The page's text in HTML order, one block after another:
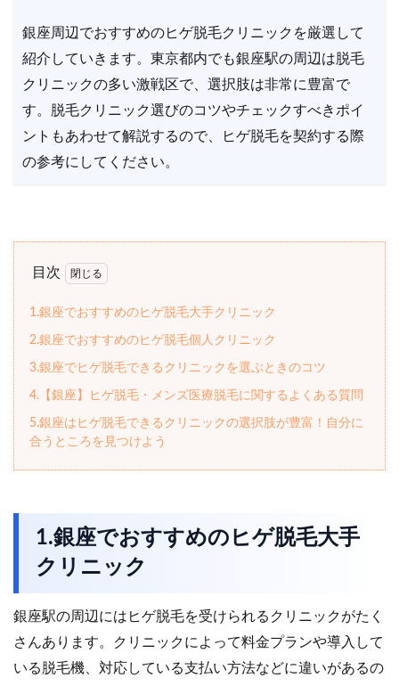
銀座周辺でおすすめのヒゲ脱毛クリニックを厳選して
紹介していきます。東京都内でも銀座駅の周辺は脱毛
クリニックの多い激戦区で、選択肢は非常に豊富で
す。脱毛クリニック選びのコツやチェックすべきポイ
ントもあわせて解説するので、ヒゲ脱毛を契約する際
の参考にしてください。
目次
1.銀座でおすすめのヒゲ脱毛大手クリニック
2.銀座でおすすめのヒゲ脱毛個人クリニック
3.銀座でヒゲ脱毛できるクリニックを選ぶときのコツ
4.【銀座】ヒゲ脱毛・メンズ医療脱毛に関するよくある質問
5.銀座はヒゲ脱毛できるクリニックの選択肢が豊富！自分に
合うところを見つけよう
1.銀座でおすすめのヒゲ脱毛大手
クリニック
銀座駅の周辺にはヒゲ脱毛を受けられるクリニックがたく
さんあります。クリニックによって料金プランや導入して
いる脱毛機、対応している支払い方法などに違いがあるの